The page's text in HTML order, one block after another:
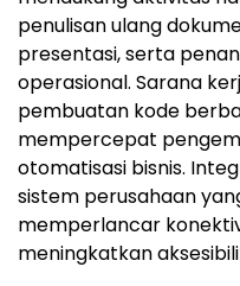
penulisan ulang
presentasi, serta
operasional. Sarana
pembuatan kode
mempercepat
otomatisasi bisnis.
sistem perusahaan
memperlancar
meningkatkan